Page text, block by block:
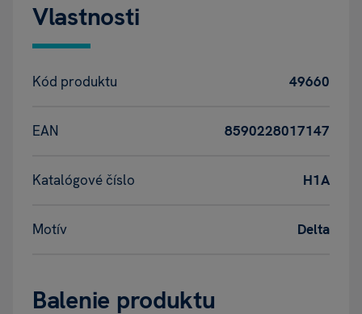
Vlastnosti
Kód produktu 49660
EAN 8590228017147
Katalógové číslo H1A
Motív Delta
Balenie produktu